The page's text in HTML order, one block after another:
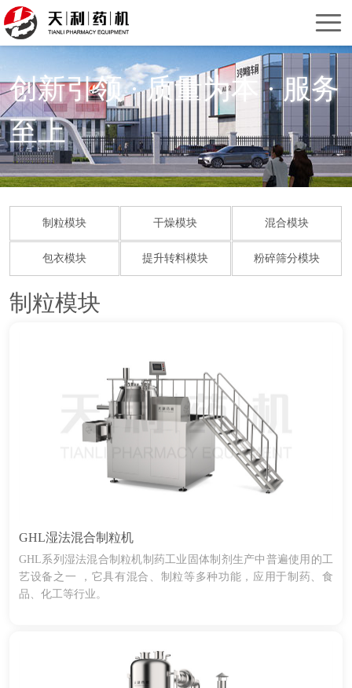
首
于
我
们
产
品
中
服
务
新
们
创新引领 · 质量为本 · 服务
至上
制粒模块
GHL湿法混合制粒机
GHL系列湿法混合制粒机制药工业固体制剂生产中普遍使用的工
艺设备之一 ，它具有混合、制粒等多种功能，应用于制药、食
品、化工等行业。
制粒模块 干燥模块 混合模块
包衣模块 提升转料模块 粉碎筛分模块